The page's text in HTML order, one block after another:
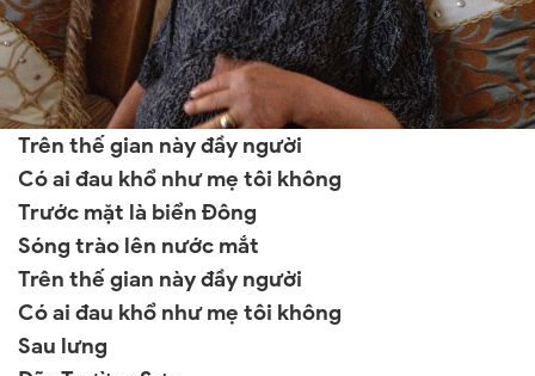
Trên thế gian này đầy người
Có ai đau khổ như mẹ tôi không
Trước mặt là biển Đông
Sóng trào lên nước mắt
Trên thế gian này đầy người
Có ai đau khổ như mẹ tôi không
Sau lưng